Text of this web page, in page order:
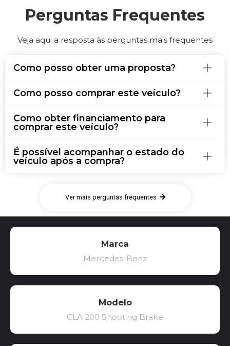
Perguntas Frequentes
Veja aqui a resposta às perguntas mais frequentes
Como posso obter uma proposta?
Como posso comprar este veículo?
Como obter financiamento para
comprar este veículo?
É possível acompanhar o estado do
veículo após a compra?
Ver mais perguntas frequentes
Marca
Mercedes-Benz
Modelo
CLA 200 Shooting Brake